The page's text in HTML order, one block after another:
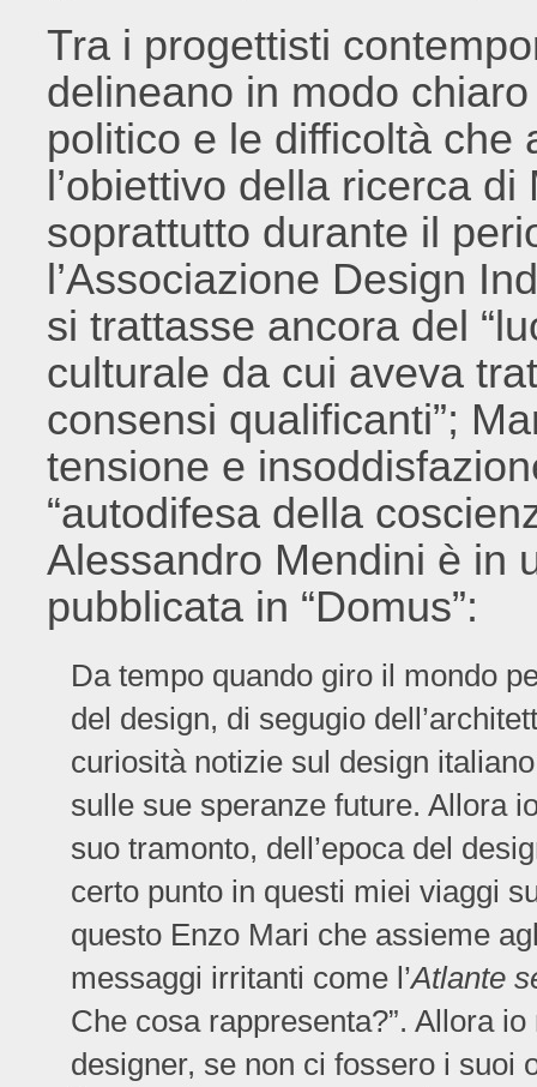
Tra i progettisti
delineano in modo
politico e le difficoltà che
l’obiettivo della ricerca
soprattutto durante il
l’Associazione Design
si trattasse ancora del
culturale da cui aveva
consensi qualificanti”;
tensione e
“autodifesa della
Alessandro Mendini è in
pubblicata in “Domus”:
Da tempo quando giro il mondo
del design, di segugio
curiosità notizie sul design
sulle sue speranze future. Allora
suo tramonto, dell’epoca del
certo punto in questi miei viaggi
questo Enzo Mari che assieme
messaggi irritanti come l’Atlante
Che cosa rappresenta?”. Allora
designer, se non ci fossero i suoi